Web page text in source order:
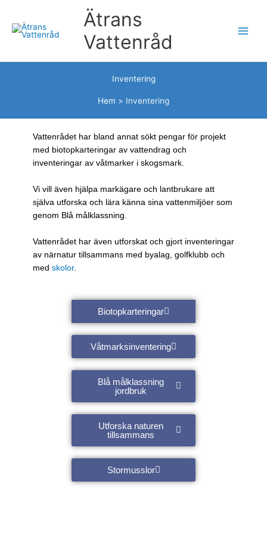
innehåll
Ätrans
Vattenråd
Inventering
Hem Inventering
Vattenrådet har bland annat sökt pengar för projekt
med biotopkarteringar av vattendrag och
inventeringar av våtmarker i skogsmark.
Vi vill även hjälpa markägare och lantbrukare att
själva utforska och lära känna sina vattenmiljöer som
genom Blå målklassning.
Vattenrådet har även utforskat och gjort inventeringar
av närnatur tillsammans med byalag, golfklubb och
med skolor.
Biotopkarteringar
Våtmarksinventering
Blå målklassning
jordbruk
Utforska naturen
tillsammans
Stormusslor